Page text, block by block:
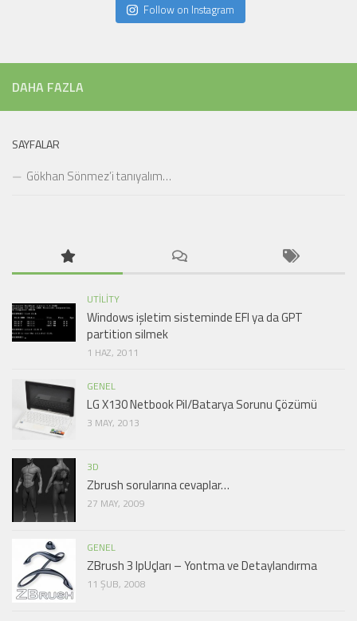
Follow on Instagram
DAHA FAZLA
SAYFALAR
Gökhan Sönmez’i tanıyalım…
UTILITY
Windows işletim sisteminde EFI ya da GPT
partition silmek
1 HAZ, 2011
GENEL
LG X130 Netbook Pil/Batarya Sorunu Çözümü
3 MAY, 2013
3D
Zbrush sorularına cevaplar…
27 MAY, 2009
GENEL
ZBrush 3 IpUçları – Yontma ve Detaylandırma
11 ŞUB, 2008